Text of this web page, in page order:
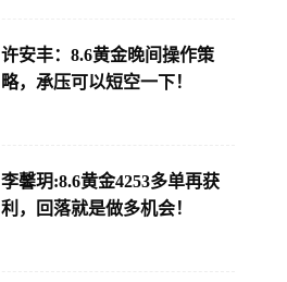
许安丰：8.6黄金晚间操作策
略，承压可以短空一下！
李馨玥:8.6黄金4253多单再获
利，回落就是做多机会！